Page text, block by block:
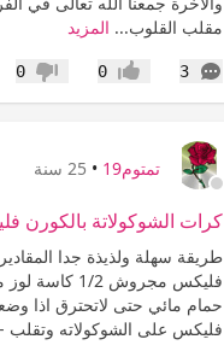
مقلب القلوب... المزيد
3
التعليقات إعجاب0 عدم إعجاب
0
تمتوم19 • 25 سنة
كرات الشوكولاتة بالكورن
فليكس على الشوكولاته وتقلب -